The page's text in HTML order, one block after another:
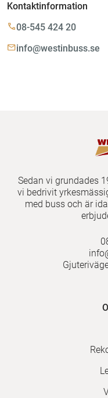
Kontaktinformation
08-545 424 20
info@westinbuss.se
Sedan vi grundades
vi bedrivit
med buss och är